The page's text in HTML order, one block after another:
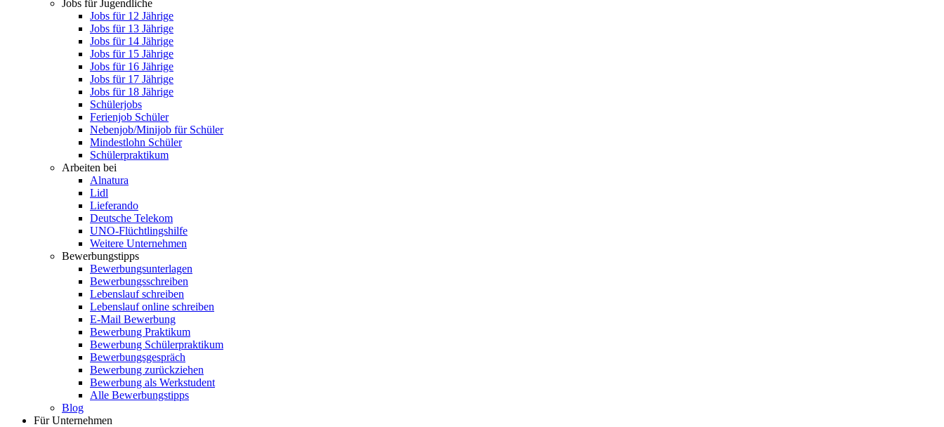
Jobs für Jugendliche
Jobs für 12 Jährige
Jobs für 13 Jährige
Jobs für 14 Jährige
Jobs für 15 Jährige
Jobs für 16 Jährige
Jobs für 17 Jährige
Jobs für 18 Jährige
Schülerjobs
Ferienjob Schüler
Nebenjob/Minijob für Schüler
Mindestlohn Schüler
Schülerpraktikum
Arbeiten bei
Alnatura
Lidl
Lieferando
Deutsche Telekom
UNO-Flüchtlingshilfe
Weitere Unternehmen
Bewerbungstipps
Bewerbungsunterlagen
Bewerbungsschreiben
Lebenslauf schreiben
Lebenslauf online schreiben
E-Mail Bewerbung
Bewerbung Praktikum
Bewerbung Schülerpraktikum
Bewerbungsgespräch
Bewerbung zurückziehen
Bewerbung als Werkstudent
Alle Bewerbungstipps
Blog
Für Unternehmen